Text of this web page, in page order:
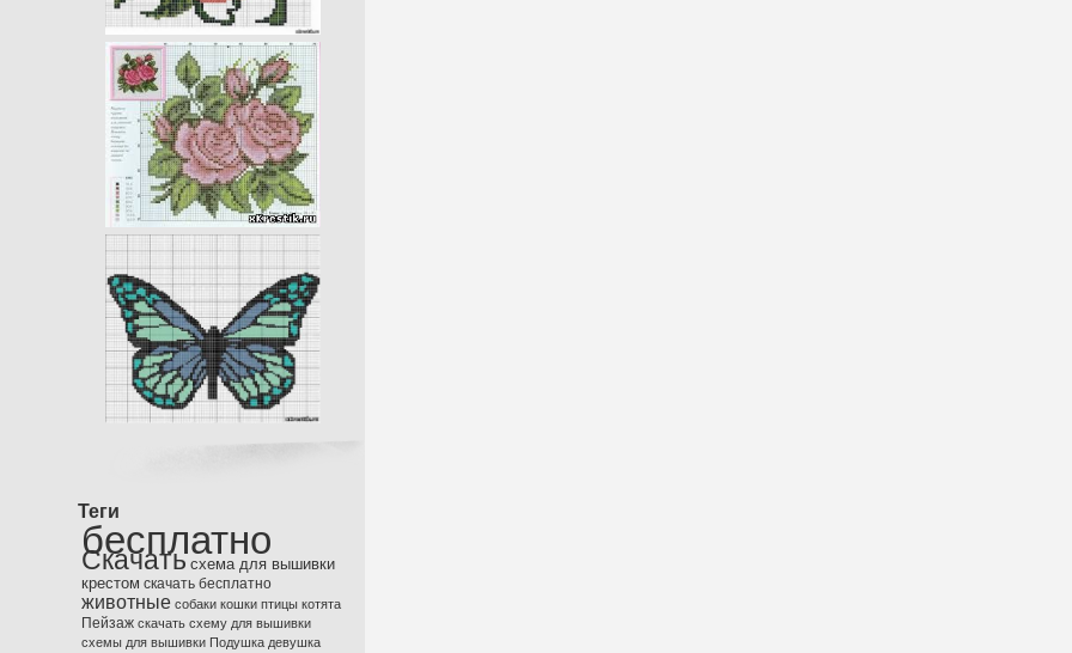
Теги
бесплатно
Скачать схема для вышивки
крестом скачать бесплатно
животные собаки кошки птицы котята
Пейзаж скачать схему для вышивки
схемы для вышивки Подушка девушка